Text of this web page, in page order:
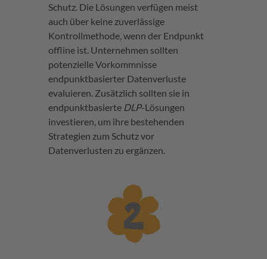
Schutz. Die Lösungen verfügen meist
auch über keine zuverlässige
Kontrollmethode, wenn der Endpunkt
offline ist. Unternehmen sollten
potenzielle Vorkommnisse
endpunktbasierter Datenverluste
evaluieren. Zusätzlich sollten sie in
endpunktbasierte DLP-Lösungen
investieren, um ihre bestehenden
Strategien zum Schutz vor
Datenverlusten zu ergänzen.